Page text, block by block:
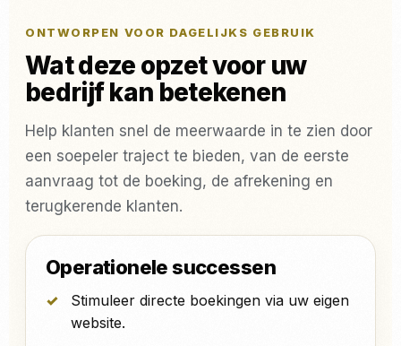
ONTWORPEN VOOR DAGELIJKS GEBRUIK
Wat deze opzet voor uw
bedrijf kan betekenen
Help klanten snel de meerwaarde in te zien door
een soepeler traject te bieden, van de eerste
aanvraag tot de boeking, de afrekening en
terugkerende klanten.
Operationele successen
Stimuleer directe boekingen via uw eigen
website.